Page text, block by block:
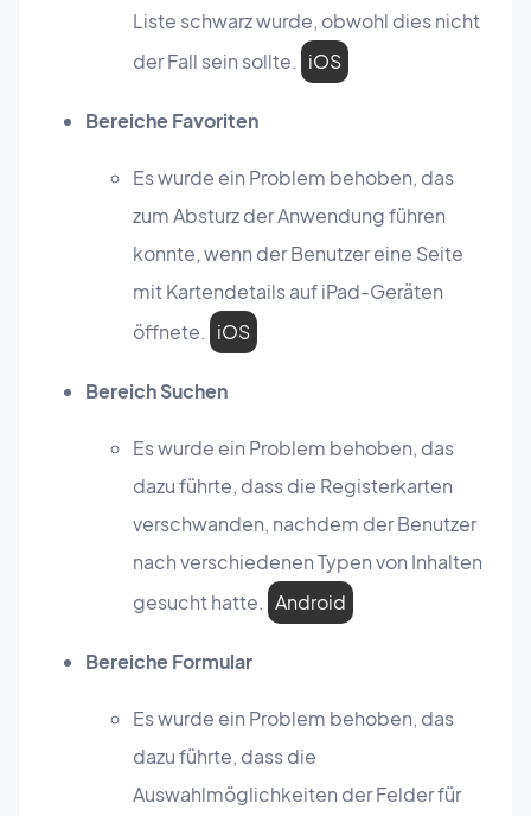
Liste schwarz wurde, obwohl dies nicht
der Fall sein sollte. iOS
Bereiche Favoriten
Es wurde ein Problem behoben, das
zum Absturz der Anwendung führen
konnte, wenn der Benutzer eine Seite
mit Kartendetails auf iPad-Geräten
öffnete. iOS
Bereich Suchen
Es wurde ein Problem behoben, das
dazu führte, dass die Registerkarten
verschwanden, nachdem der Benutzer
nach verschiedenen Typen von Inhalten
gesucht hatte. Android
Bereiche Formular
Es wurde ein Problem behoben, das
dazu führte, dass die
Auswahlmöglichkeiten der Felder für